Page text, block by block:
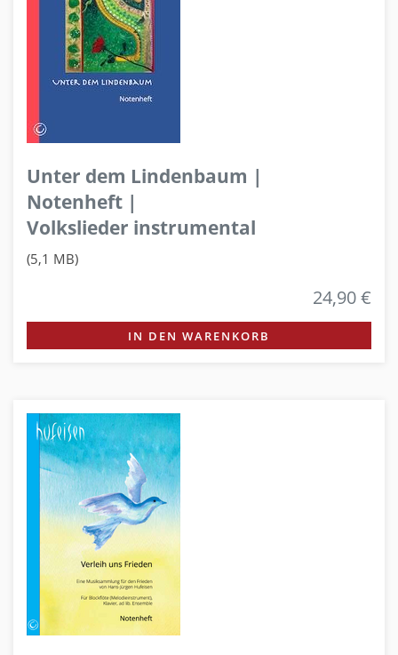
Unter dem Lindenbaum |
Notenheft |
Volkslieder instrumental
(5,1 MB)
24,90 €
IN DEN WARENKORB